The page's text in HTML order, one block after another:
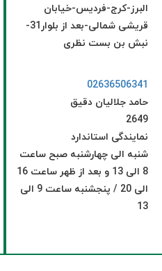
البرز-کرج-فردیس-خیابان
قریشی شمالی-بعد از بلوار31-
نبش بن بست نظری
02636506341
حامد جلالیان دقیق
2649
نمایندگی استاندارد
شنبه الی چهارشنبه صبح ساعت
8 الی 13 و بعد از ظهر ساعت 16
الی 20 / پنجشنبه ساعت 9 الی
13